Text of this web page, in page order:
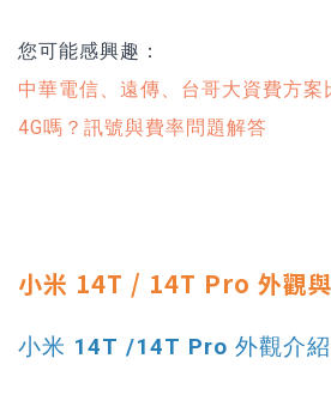
您可能感興趣：
中華電信、遠傳、台哥大資費方案
4G嗎？訊號與費率問題解答
小米 14T / 14T Pro 外觀
小米 14T /14T Pro 外觀介紹